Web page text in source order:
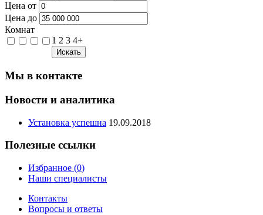
Цена от
Цена до
Комнат
1 2 3 4+
Искать
Мы в контакте
Новости и аналитика
Установка успешна 19.09.2018
Полезные ссылки
Избранное (0)
Наши специалисты
Контакты
Вопросы и ответы